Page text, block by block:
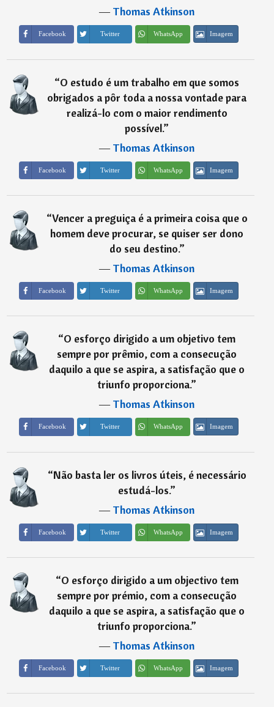
―Thomas Atkinson
Facebook Twitter WhatsApp Imagem
“O estudo é um trabalho em que somos
obrigados a pôr toda a nossa vontade para
realizá-lo com o maior rendimento
possível.”
―Thomas Atkinson
Facebook Twitter WhatsApp Imagem
“Vencer a preguiça é a primeira coisa que o
homem deve procurar, se quiser ser dono
do seu destino.”
―Thomas Atkinson
Facebook Twitter WhatsApp Imagem
“O esforço dirigido a um objetivo tem
sempre por prêmio, com a consecução
daquilo a que se aspira, a satisfação que o
triunfo proporciona.”
―Thomas Atkinson
Facebook Twitter WhatsApp Imagem
“Não basta ler os livros úteis, é necessário
estudá-los.”
―Thomas Atkinson
Facebook Twitter WhatsApp Imagem
“O esforço dirigido a um objectivo tem
sempre por prémio, com a consecução
daquilo a que se aspira, a satisfação que o
triunfo proporciona.”
―Thomas Atkinson
Facebook Twitter WhatsApp Imagem